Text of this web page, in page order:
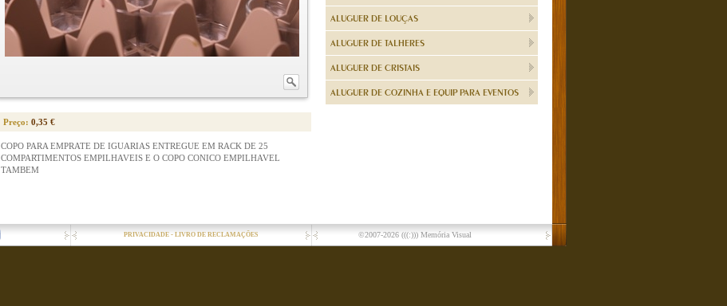
Preço: 0,35 €
COPO PARA EMPRATE DE IGUARIAS ENTREGUE EM RACK DE 25
COMPARTIMENTOS EMPILHAVEIS E O COPO CONICO EMPILHAVEL
TAMBEM
ALUGUER DE LOUÇAS
ALUGUER DE TALHERES
ALUGUER DE CRISTAIS
ALUGUER DE COZINHA E EQUIP PARA EVENTOS
PRIVACIDADE - LIVRO DE RECLAMAÇÕES ©2007-2026 (((:))) Memória Visual